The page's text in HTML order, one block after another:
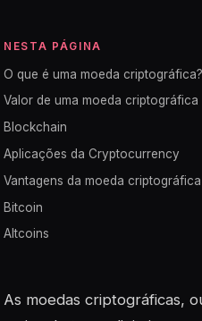
NESTA PÁGINA
O que é uma moeda criptográfica?
Valor de uma moeda criptográfica
Blockchain
Aplicações da Cryptocurrency
Vantagens da moeda criptográfica
Bitcoin
Altcoins
As moedas criptográficas,